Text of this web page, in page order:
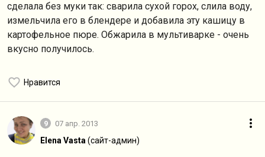
сделала без муки так: сварила сухой горох, слила воду,
измельчила его в блендере и добавила эту кашицу в
картофельное пюре. Обжарила в мультиварке - очень
вкусно получилось.
Нравится
9 07 апр. 2013
Elena Vasta (сайт-админ)